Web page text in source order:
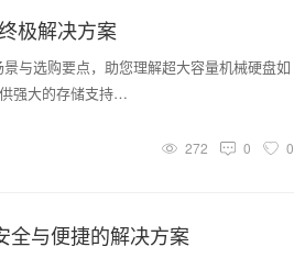
极解决方案
与选购要点，助您理解超大容量机械硬盘如
强大的存储支持…
272 0 0
全与便捷的解决方案